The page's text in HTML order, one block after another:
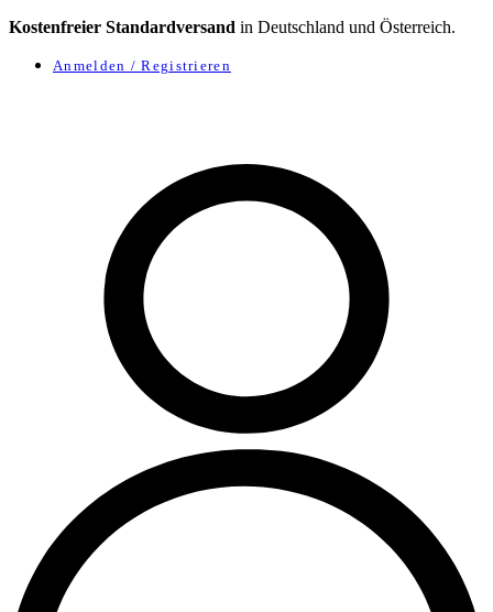
Kostenfreier Standardversand in Deutschland und Österreich.
Anmelden / Registrieren